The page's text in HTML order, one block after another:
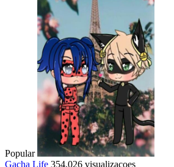
Popular
Gacha Life 354.026 visualizacoes